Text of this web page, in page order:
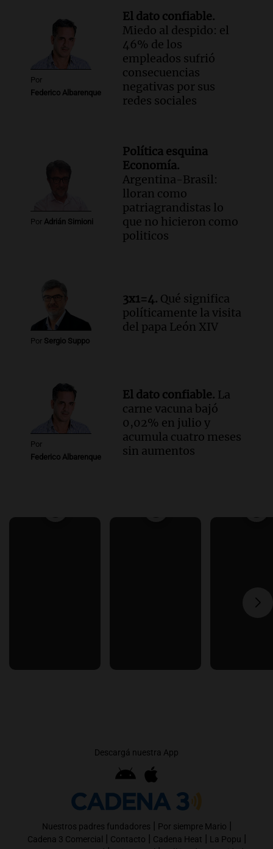
Por
Federico Albarenque
El dato confiable.
Miedo al despido: el
46% de los
empleados sufrió
consecuencias
negativas por sus
redes sociales
Por Adrián Simioni
Política esquina
Economía.
Argentina-Brasil:
lloran como
patriagrandistas lo
que no hicieron como
politicos
Por Sergio Suppo
3x1=4. Qué significa
políticamente la visita
del papa León XIV
Por
Federico Albarenque
El dato confiable. La
carne vacuna bajó
0,02% en julio y
acumula cuatro meses
sin aumentos
Descargá nuestra App
Nuestros padres fundadores | Por siempre Mario |
Cadena 3 Comercial | Contacto | Cadena Heat | La Popu |